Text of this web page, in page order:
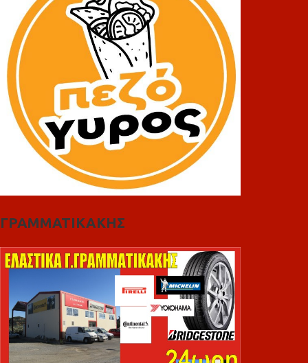
ΓΡΑΜΜΑΤΙΚΑΚΗΣ